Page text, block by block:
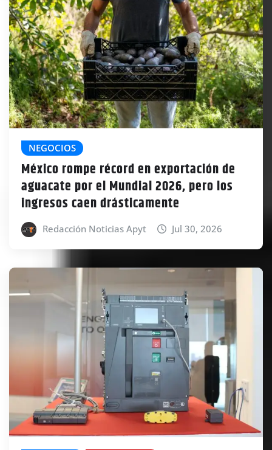
NEGOCIOS
México rompe récord en exportación de
aguacate por el Mundial 2026, pero los
ingresos caen drásticamente
Redacción Noticias Apyt Jul 30, 2026